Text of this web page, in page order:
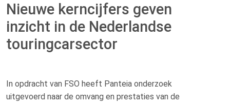
Nieuwe kerncijfers geven
inzicht in de Nederlandse
touringcarsector
In opdracht van FSO heeft Panteia onderzoek
uitgevoerd naar de omvang en prestaties van de